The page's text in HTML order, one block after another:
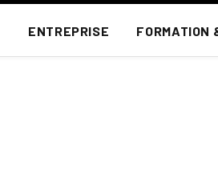
ENTREPRISE FORMATION